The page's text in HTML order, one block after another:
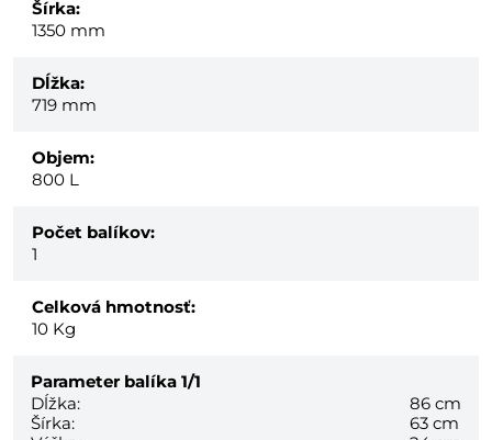
Šírka:
1350 mm
Dĺžka:
719 mm
Objem:
800 L
Počet balíkov:
1
Celková hmotnosť:
10 Kg
Parameter balíka 1/1
Dĺžka:
86 cm
Šírka:
63 cm